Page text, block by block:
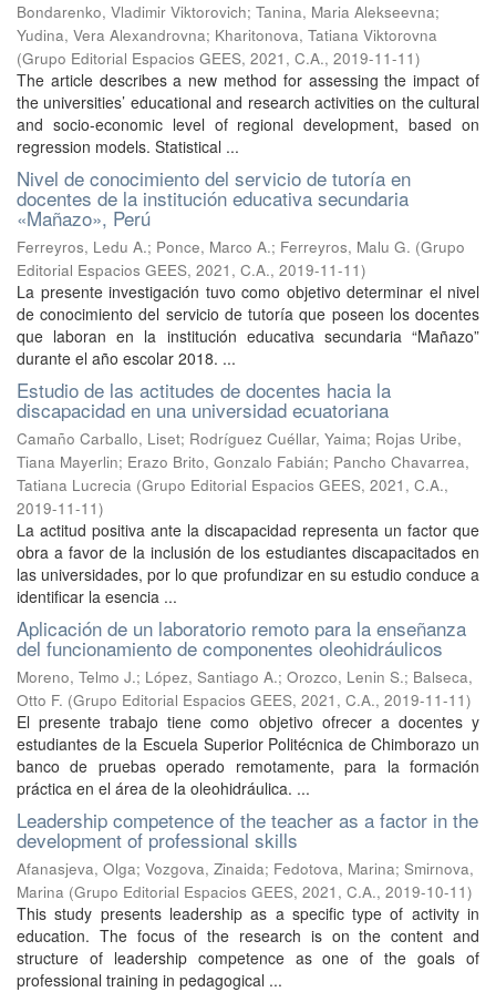
Bondarenko, Vladimir Viktorovich; Tanina, Maria Alekseevna;
Yudina, Vera Alexandrovna; Kharitonova, Tatiana Viktorovna
(Grupo Editorial Espacios GEES, 2021, C.A., 2019-11-11)
The article describes a new method for assessing the impact of
the universities’ educational and research activities on the cultural
and socio-economic level of regional development, based on
regression models. Statistical ...
Nivel de conocimiento del servicio de tutoría en
docentes de la institución educativa secundaria
«Mañazo», Perú
Ferreyros, Ledu A.; Ponce, Marco A.; Ferreyros, Malu G. (Grupo
Editorial Espacios GEES, 2021, C.A., 2019-11-11)
La presente investigación tuvo como objetivo determinar el nivel
de conocimiento del servicio de tutoría que poseen los docentes
que laboran en la institución educativa secundaria “Mañazo”
durante el año escolar 2018. ...
Estudio de las actitudes de docentes hacia la
discapacidad en una universidad ecuatoriana
Camaño Carballo, Liset; Rodríguez Cuéllar, Yaima; Rojas Uribe,
Tiana Mayerlin; Erazo Brito, Gonzalo Fabián; Pancho Chavarrea,
Tatiana Lucrecia (Grupo Editorial Espacios GEES, 2021, C.A.,
2019-11-11)
La actitud positiva ante la discapacidad representa un factor que
obra a favor de la inclusión de los estudiantes discapacitados en
las universidades, por lo que profundizar en su estudio conduce a
identificar la esencia ...
Aplicación de un laboratorio remoto para la enseñanza
del funcionamiento de componentes oleohidráulicos
Moreno, Telmo J.; López, Santiago A.; Orozco, Lenin S.; Balseca,
Otto F. (Grupo Editorial Espacios GEES, 2021, C.A., 2019-11-11)
El presente trabajo tiene como objetivo ofrecer a docentes y
estudiantes de la Escuela Superior Politécnica de Chimborazo un
banco de pruebas operado remotamente, para la formación
práctica en el área de la oleohidráulica. ...
Leadership competence of the teacher as a factor in the
development of professional skills
Afanasjeva, Olga; Vozgova, Zinaida; Fedotova, Marina; Smirnova,
Marina (Grupo Editorial Espacios GEES, 2021, C.A., 2019-10-11)
This study presents leadership as a specific type of activity in
education. The focus of the research is on the content and
structure of leadership competence as one of the goals of
professional training in pedagogical ...